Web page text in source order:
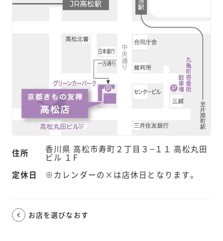
住所 香川県 高松市寿町２丁目３−１１ 高松丸田
ビル １F
定休日
※カレンダーの×は店休日となります。
お店を選びなおす